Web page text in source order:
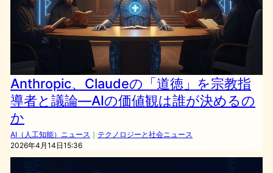
Anthropic、Claudeの「道徳」を宗教指
導者と議論—AIの価値観は誰が決めるの
か
AI（人工知能）ニュース ｜ テクノロジーと社会ニュース
2026年4月14日15:36